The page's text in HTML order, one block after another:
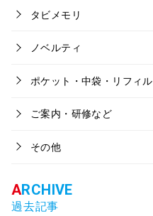
タビメモリ
ノベルティ
ポケット・中袋・リフィル
ご案内・研修など
その他
過去記事